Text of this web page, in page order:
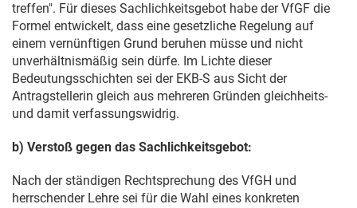
treffen". Für dieses Sachlichkeitsgebot habe der VfGF die
Formel entwickelt, dass eine gesetzliche Regelung auf
einem vernünftigen Grund beruhen müsse und nicht
unverhältnismäßig sein dürfe. Im Lichte dieser
Bedeutungsschichten sei der EKB-S aus Sicht der
Antragstellerin gleich aus mehreren Gründen gleichheits-
und damit verfassungswidrig.
b) Verstoß gegen das Sachlichkeitsgebot:
Nach der ständigen Rechtsprechung des VfGH und
herrschender Lehre sei für die Wahl eines konkreten